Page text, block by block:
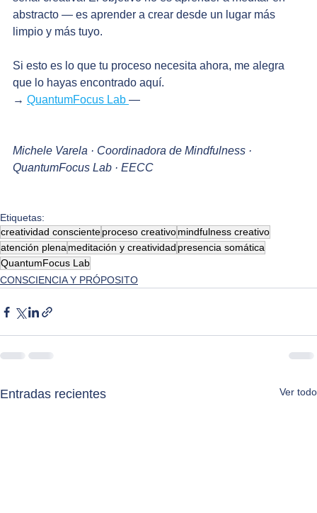
abstracto — es aprender a crear desde un lugar más
limpio y más tuyo.
Si esto es lo que tu proceso necesita ahora, me alegra
que lo hayas encontrado aquí.
→ QuantumFocus Lab —
Michele Varela · Coordinadora de Mindfulness ·
QuantumFocus Lab · EECC
Etiquetas:
creatividad conscienteproceso creativomindfulness creativo
atención plena meditación y creatividad presencia somática
QuantumFocus Lab
CONSCIENCIA Y PRÓPOSITO
Entradas recientes Ver todo